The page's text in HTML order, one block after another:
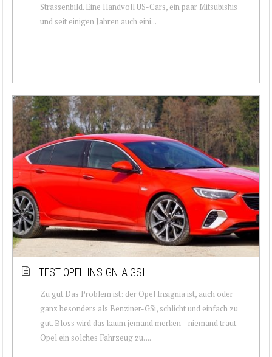
Strassenbild. Eine Handvoll US-Cars, ein paar Mitsubishis
und seit einigen Jahren auch eini...
TEST OPEL INSIGNIA GSI
Zu gut Das Problem ist: der Opel Insignia ist, auch oder
ganz besonders als Benziner-GSi, schlicht und einfach zu
gut. Bloss wird das kaum jemand merken – niemand traut
Opel ein solches Fahrzeug zu. ...